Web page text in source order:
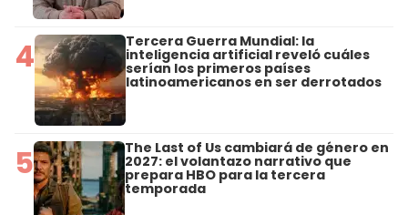
4 Tercera Guerra Mundial: la
inteligencia artificial reveló cuáles
serían los primeros países
latinoamericanos en ser derrotados
5 The Last of Us cambiará de género en
2027: el volantazo narrativo que
prepara HBO para la tercera
temporada